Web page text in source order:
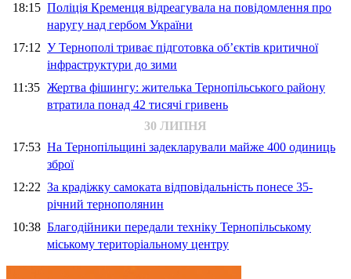
18:15 Поліція Кременця відреагувала на повідомлення про
наругу над гербом України
17:12 У Тернополі триває підготовка об’єктів критичної
інфраструктури до зими
11:35 Жертва фішингу: жителька Тернопільського району
втратила понад 42 тисячі гривень
30 ЛИПНЯ
17:53 На Тернопільщині задекларували майже 400 одиниць
зброї
12:22 За крадіжку самоката відповідальність понесе 35-
річний тернополянин
10:38 Благодійники передали техніку Тернопільському
міському територіальному центру